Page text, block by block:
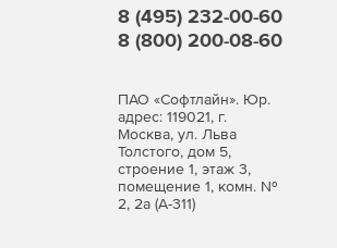
Обширные базы для
хакерских утилит и
Защита в
SpIDerGuard®)
Постоянный
носителях.
8 (495) 232-00-60
8 (800) 200-08-60
ПАО «Софтлайн». Юр.
адрес: 119021, г.
Москва, ул. Льва
Толстого, дом 5,
строение 1, этаж 3,
помещение 1, комн. №
2, 2а (А-311)